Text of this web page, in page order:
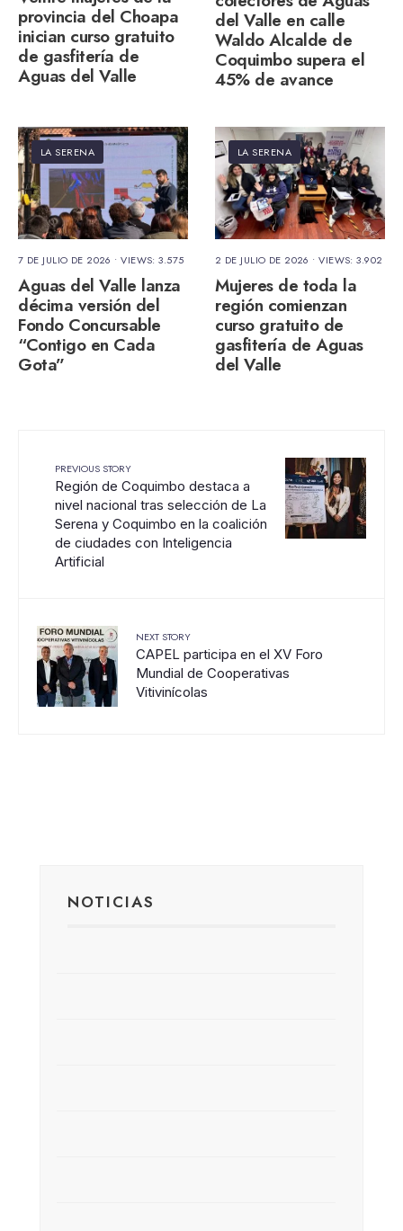
provincia del Choapa
inician curso gratuito
de gasfitería de
Aguas del Valle
del Valle en calle
Waldo Alcalde de
Coquimbo supera el
45% de avance
LA SERENA
7 DE JULIO DE 2026 •VIEWS: 3.575
Aguas del Valle lanza
décima versión del
Fondo Concursable
“Contigo en Cada
Gota”
LA SERENA
2 DE JULIO DE 2026 •VIEWS: 3.902
Mujeres de toda la
región comienzan
curso gratuito de
gasfitería de Aguas
del Valle
PREVIOUS STORY
Región de Coquimbo destaca a
nivel nacional tras selección de La
Serena y Coquimbo en la coalición
de ciudades con Inteligencia
Artificial
NEXT STORY
CAPEL participa en el XV Foro
Mundial de Cooperativas
Vitivinícolas
NOTICIAS